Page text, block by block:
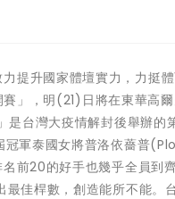
升國家體壇實力，力挺
」，明(21)日將在東華高
台灣大疫情解封後舉辦的
冠軍泰國女將普洛依薔
前20的好手也幾乎全員到
佳桿數，創造能所不能。